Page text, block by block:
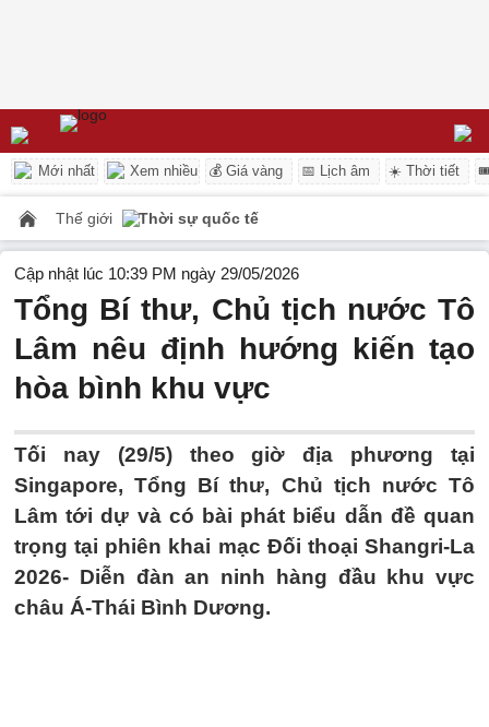
Mới nhất Xem nhiều 💰 Giá vàng 📅 Lịch âm ☀️ Thời tiết
Thế giới Thời sự quốc tế
Cập nhật lúc 10:39 PM ngày 29/05/2026
Tổng Bí thư, Chủ tịch nước Tô
Lâm nêu định hướng kiến tạo
hòa bình khu vực
Tối nay (29/5) theo giờ địa phương tại
Singapore, Tổng Bí thư, Chủ tịch nước Tô
Lâm tới dự và có bài phát biểu dẫn đề quan
trọng tại phiên khai mạc Đối thoại Shangri-La
2026- Diễn đàn an ninh hàng đầu khu vực
châu Á-Thái Bình Dương.